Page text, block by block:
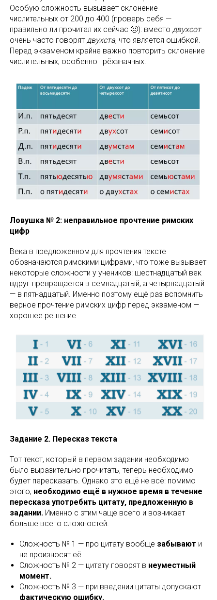
Особую сложность вызывает склонение
числительных от 200 до 400 (проверь себя —
правильно ли прочитал их сейчас 🙂): вместо двухсот
очень часто говорят двухста, что является ошибкой.
Перед экзаменом крайне важно повторить склонение
числительных, особенно трёхзначных.
Ловушка № 2: неправильное прочтение римских
цифр
Века в предложенном для прочтения тексте
обозначаются римскими цифрами, что тоже вызывает
некоторые сложности у учеников: шестнадцатый век
вдруг превращается в семнадцатый, а четырнадцатый
— в пятнадцатый. Именно поэтому ещё раз вспомнить
верное прочтение римских цифр перед экзаменом —
хорошее решение.
Задание 2. Пересказ текста
Тот текст, который в первом задании необходимо
было выразительно прочитать, теперь необходимо
будет пересказать. Однако это ещё не всё: помимо
этого, необходимо ещё в нужное время в течение
пересказа употребить цитату, предложенную в
задании. Именно с этим чаще всего и возникает
больше всего сложностей.
Сложность № 1 — про цитату вообще забывают и
не произносят её.
Сложность № 2 — цитату говорят в неуместный
момент.
Сложность № 3 — при введении цитаты допускают
фактическую ошибку.